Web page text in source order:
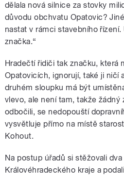
dělala nová silnice za stovky
důvodu obchvatu Opatovic?
nastat v rámci stavebního
značka.“
Hradečtí řidiči tak značku, která
Opatovicích, ignorují, také ji ničí
druhém sloupku má být
vlevo, ale není tam, takže
odbočili, se nedopouští
vysvětluje přímo na místě
Kohout.
Na postup úřadů si stěžovali
Královéhradeckého kraje a